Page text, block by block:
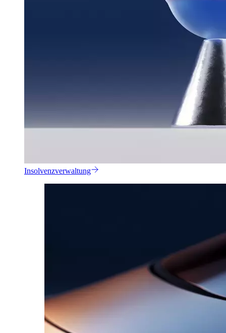
Insolvenzverwaltung